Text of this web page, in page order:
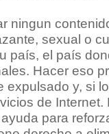
ningun
sexual o
país, el país
Hacer eso
expulsado y, si
de
para